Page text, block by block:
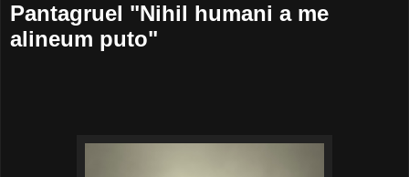
Pantagruel "Nihil humani a me
alineum puto"